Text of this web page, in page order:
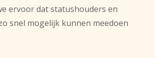
ervoor dat statushouders en
snel mogelijk kunnen meedoen